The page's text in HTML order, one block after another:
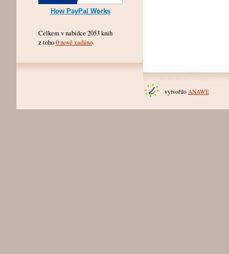
How PayPal Works
Celkem v nabídce 2053 knih
z toho0 nově zadáno.
vytvořilo ANAWE